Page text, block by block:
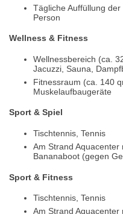
Tägliche Auffüllung
Person
Wellness & Fitness
Wellnessbereich (ca.
Jacuzzi, Sauna,
Fitnessraum (ca. 140
Muskelaufbaugeräte
Sport & Spiel
Tischtennis, Tennis
Am Strand Aquacenter
Bananaboot (gegen
Sport & Fitness
Tischtennis, Tennis
Am Strand Aquacenter